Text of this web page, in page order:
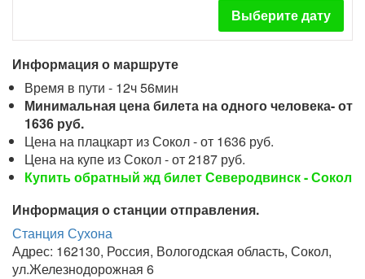
Выберите дату
Информация о маршруте
Время в пути - 12ч 56мин
Минимальная цена билета на одного человека- от
1636 руб.
Цена на плацкарт из Сокол - от 1636 руб.
Цена на купе из Сокол - от 2187 руб.
Купить обратный жд билет Северодвинск - Сокол
Информация о станции отправления.
Станция Сухона
Адрес: 162130, Россия, Вологодская область, Сокол,
ул.Железнодорожная 6